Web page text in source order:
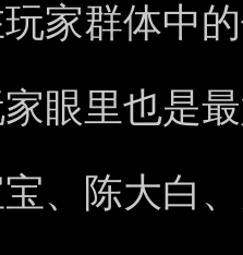
家群体中
眼里也是
、陈大白